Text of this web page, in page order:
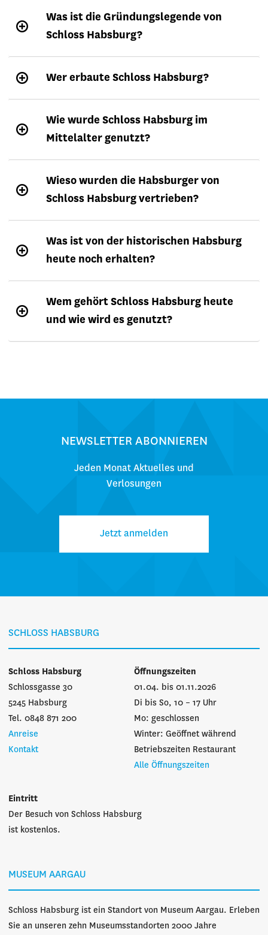
Was ist die Gründungslegende von
Schloss Habsburg?
Wer erbaute Schloss Habsburg?
Wie wurde Schloss Habsburg im
Mittelalter genutzt?
Wieso wurden die Habsburger von
Schloss Habsburg vertrieben?
Was ist von der historischen Habsburg
heute noch erhalten?
Wem gehört Schloss Habsburg heute
und wie wird es genutzt?
NEWSLETTER ABONNIEREN
Jeden Monat Aktuelles und
Verlosungen
Jetzt anmelden
SCHLOSS HABSBURG
Schloss Habsburg
Schlossgasse 30
5245 Habsburg
Tel. 0848 871 200
Anreise
Kontakt
Öffnungszeiten
01.04. bis 01.11.2026
Di bis So, 10 – 17 Uhr
Mo: geschlossen
Winter: Geöffnet während
Betriebszeiten Restaurant
Alle Öffnungszeiten
Eintritt
Der Besuch von Schloss Habsburg
ist kostenlos.
MUSEUM AARGAU
Schloss Habsburg ist ein Standort von Museum Aargau. Erleben
Sie an unseren zehn Museumsstandorten 2000 Jahre